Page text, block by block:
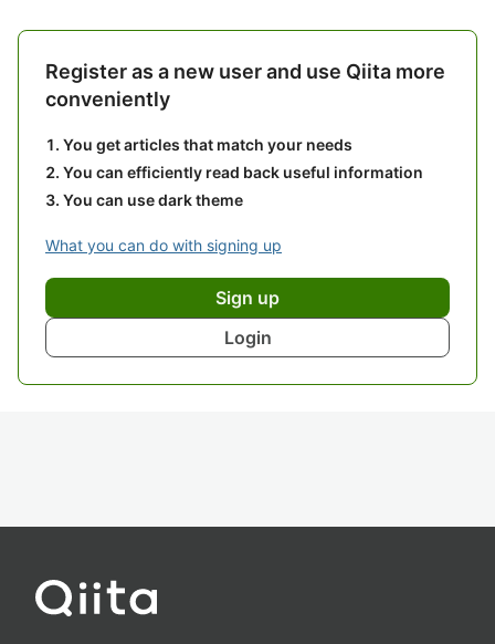
Register as a new user and use Qiita more
conveniently
You get articles that match your needs
You can efficiently read back useful information
You can use dark theme
What you can do with signing up
Sign up
Login